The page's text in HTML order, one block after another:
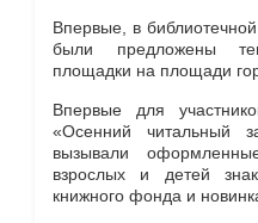
Впервые, в
были предложены
площадки на площади
Впервые для
«Осенний читальный
вызывали
взрослых и детей
книжного фонда и